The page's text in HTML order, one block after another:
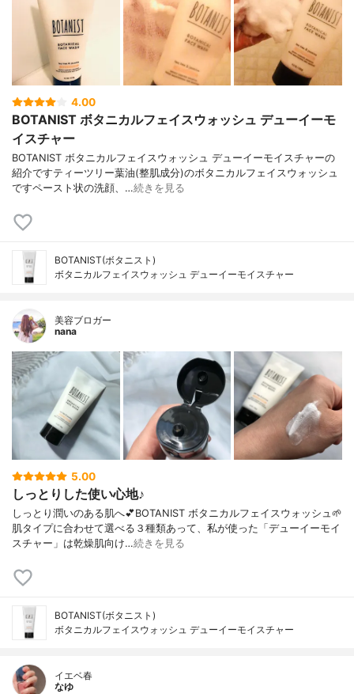
4.00
BOTANIST ボタニカルフェイスウォッシュ デューイーモ
イスチャー
BOTANIST ボタニカルフェイスウォッシュ デューイーモイスチャーの
紹介ですティーツリー葉油(整肌成分)のボタニカルフェイスウォッシュ
ですペースト状の洗顔、…続きを見る
BOTANIST(ボタニスト)
ボタニカルフェイスウォッシュ デューイーモイスチャー
美容ブロガー
nana
5.00
しっとりした使い心地♪
しっとり潤いのある肌へ💕BOTANIST ボタニカルフェイスウォッシュ🌱
肌タイプに合わせて選べる３種類あって、私が使った「デューイーモイ
スチャー」は乾燥肌向け…続きを見る
BOTANIST(ボタニスト)
ボタニカルフェイスウォッシュ デューイーモイスチャー
イエベ春
なゆ